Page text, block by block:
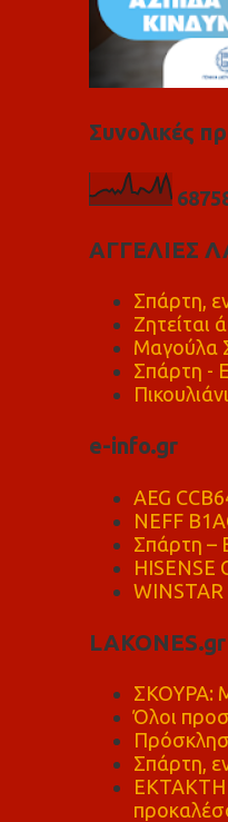
Συνολικές
6875
ΑΓΓΕΛΙΕΣ
Σπάρτη,
Ζητείται
Μαγούλα
Σπάρτη -
e-info.gr
AEG
NEFF
Σπάρτη –
HISENSE
WINSTAR
LAKONES.gr
ΣΚΟΥΡΑ:
Όλοι
Σπάρτη,
ΕΚΤΑΚΤΗ